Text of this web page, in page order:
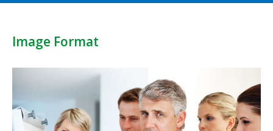
Image Format